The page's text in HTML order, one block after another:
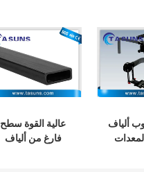
ألياف
لمعدات
عالية القوة سطح
فارغ من ألياف